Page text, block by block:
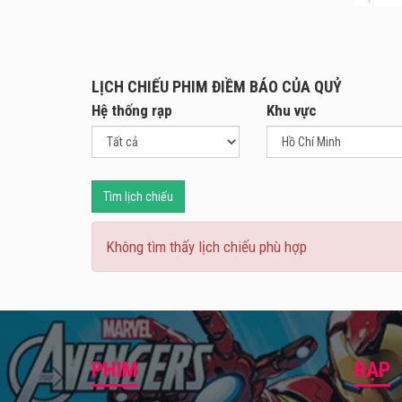
tại
một
bấy
tin.
ra,
LỊCH CHIẾU PHIM ĐIỀM BÁO CỦA QUỶ
Hệ thống rạp Khu vực
Tìm lịch chiếu
Không tìm thấy lịch chiếu phù hợp
PHIM RẠP